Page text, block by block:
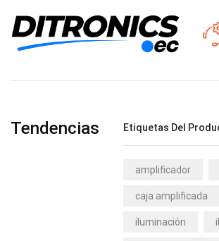
Tendencias Etiquetas Del
amplificador
caja amplificada
iluminación